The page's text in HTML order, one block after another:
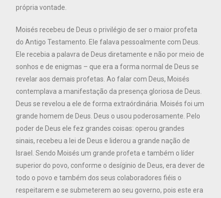
própria vontade.
Moisés recebeu de Deus o privilégio de ser o maior profeta
do Antigo Testamento. Ele falava pessoalmente com Deus.
Ele recebia a palavra de Deus diretamente e não por meio de
sonhos e de enigmas – que era a forma normal de Deus se
revelar aos demais profetas. Ao falar com Deus, Moisés
contemplava a manifestação da presença gloriosa de Deus.
Deus se revelou a ele de forma extraórdinária. Moisés foi um
grande homem de Deus. Deus o usou poderosamente. Pelo
poder de Deus ele fez grandes coisas: operou grandes
sinais, recebeu a lei de Deus e liderou a grande nação de
Israel. Sendo Moisés um grande profeta e também o líder
superior do povo, conforme o desíginio de Deus, era dever de
todo o povo e também dos seus colaboradores fiéis o
respeitarem e se submeterem ao seu governo, pois este era